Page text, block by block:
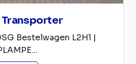
Bestelwagen L2H1 |